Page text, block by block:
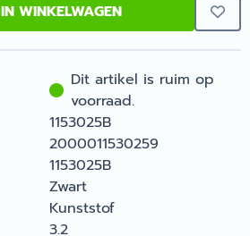
IN WINKELWAGEN
Dit artikel is ruim op
voorraad.
1153025B
2000011530259
1153025B
Zwart
Kunststof
3.2